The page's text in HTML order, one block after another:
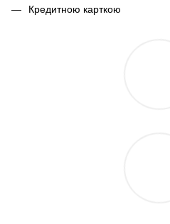
Кредитною карткою